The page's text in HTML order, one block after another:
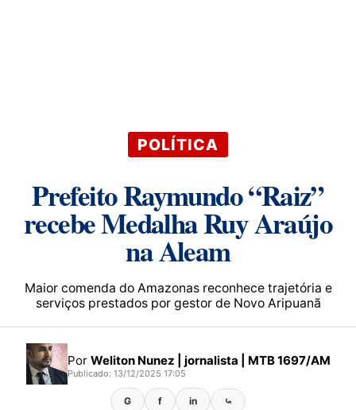
POLÍTICA
Prefeito Raymundo “Raiz”
recebe Medalha Ruy Araújo
na Aleam
Maior comenda do Amazonas reconhece trajetória e
serviços prestados por gestor de Novo Aripuanã
Por Weliton Nunez | jornalista | MTB 1697/AM
Publicado: 13/12/2025 17:05
G f in ⤿